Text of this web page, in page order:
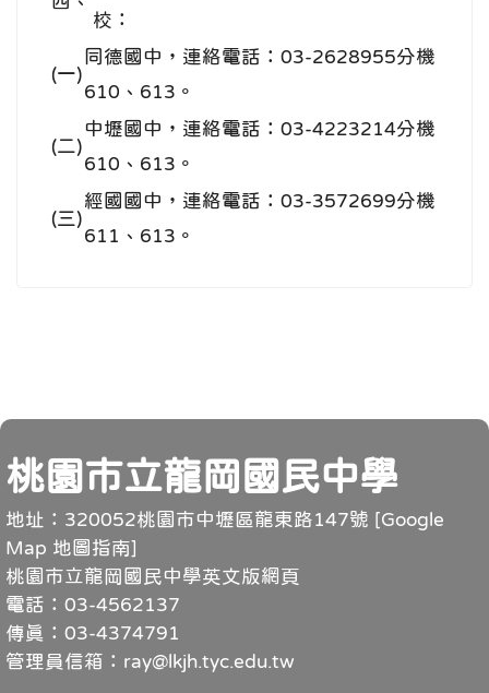
校：
(一)
同德國中，連絡電話：03-2628955分機
610、613。
(二)
中壢國中，連絡電話：03-4223214分機
610、613。
(三)
經國國中，連絡電話：03-3572699分機
611、613。
頁尾
桃園市立龍岡國民中學
地址：320052桃園市中壢區龍東路147號 [Google
Map 地圖指南]
桃園市立龍岡國民中學英文版網頁
電話：03-4562137
傳真：03-4374791
管理員信箱：ray@lkjh.tyc.edu.tw